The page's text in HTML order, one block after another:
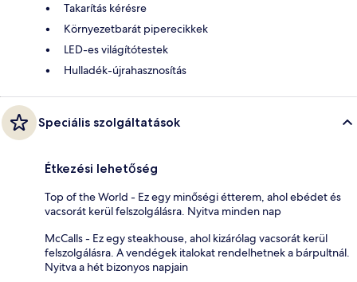
Takarítás kérésre
Környezetbarát piperecikkek
LED-es világítótestek
Hulladék-újrahasznosítás
Speciális szolgáltatások
Étkezési lehetőség
Top of the World - Ez egy minőségi étterem, ahol ebédet és
vacsorát kerül felszolgálásra. Nyitva minden nap
McCalls - Ez egy steakhouse, ahol kizárólag vacsorát kerül
felszolgálásra. A vendégek italokat rendelhetnek a bárpultnál.
Nyitva a hét bizonyos napjain